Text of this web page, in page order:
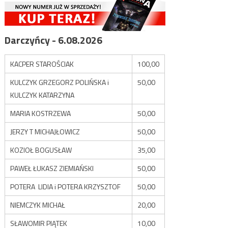
Darczyńcy - 6.08.2026
KACPER STAROŚCIAK
100,00
KULCZYK GRZEGORZ POLIŃSKA i
KULCZYK KATARZYNA
50,00
MARIA KOSTRZEWA
50,00
JERZY T MICHAJŁOWICZ
50,00
KOZIOŁ BOGUSŁAW
35,00
PAWEŁ ŁUKASZ ZIEMIAŃSKI
50,00
POTERA LIDIA i POTERA KRZYSZTOF
50,00
NIEMCZYK MICHAŁ
20,00
SŁAWOMIR PIĄTEK
10,00